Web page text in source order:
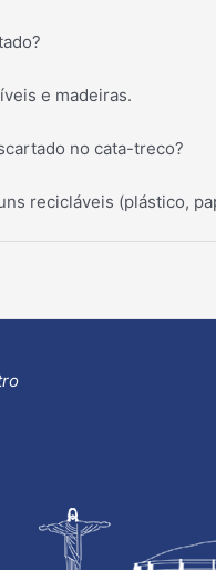
e madeiras.
no cata-treco?
recicláveis (plástico,